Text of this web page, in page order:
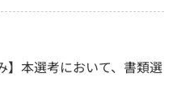
】本選考において、書類選